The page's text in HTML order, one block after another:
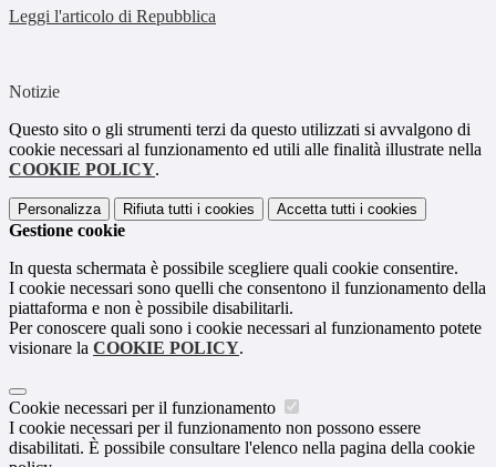
Leggi l'articolo di Repubblica
Notizie
Questo sito o gli strumenti terzi da questo utilizzati si avvalgono di
cookie necessari al funzionamento ed utili alle finalità illustrate nella
COOKIE POLICY.
Personalizza Rifiuta tutti i cookies Accetta tutti i cookies
Gestione cookie
In questa schermata è possibile scegliere quali cookie consentire.
I cookie necessari sono quelli che consentono il funzionamento della
piattaforma e non è possibile disabilitarli.
Per conoscere quali sono i cookie necessari al funzionamento potete
visionare la COOKIE POLICY.
Cookie necessari per il funzionamento
I cookie necessari per il funzionamento non possono essere
disabilitati. È possibile consultare l'elenco nella pagina della cookie